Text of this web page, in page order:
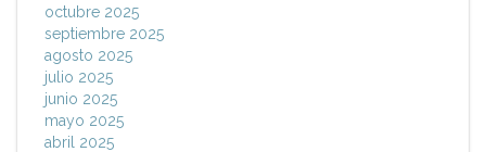
octubre 2025
septiembre 2025
agosto 2025
julio 2025
junio 2025
mayo 2025
abril 2025